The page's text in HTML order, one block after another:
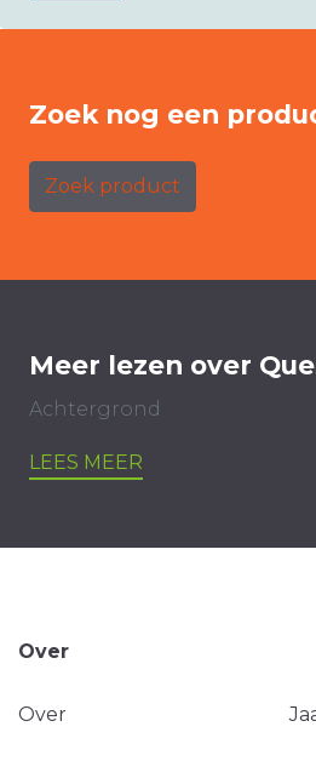
Zoek nog een
Zoek product
Meer lezen over
Achtergrond
LEES MEER
Over
Over